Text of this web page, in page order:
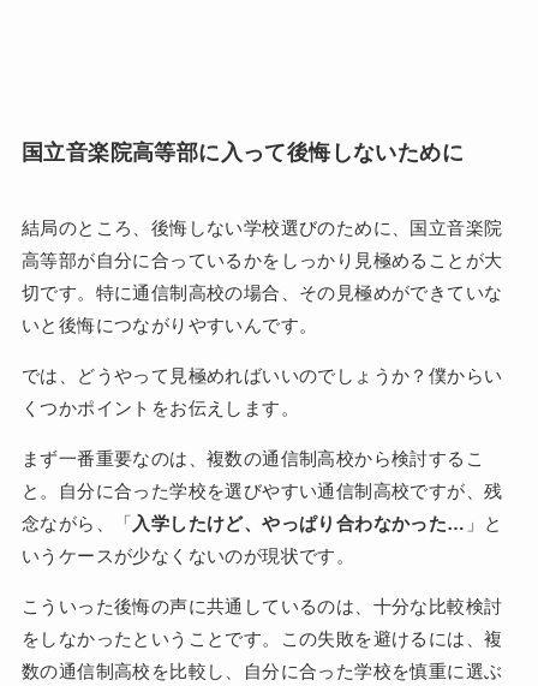
国立音楽院高等部に入って後悔しないために
結局のところ、後悔しない学校選びのために、国立音楽院
高等部が自分に合っているかをしっかり見極めることが大
切です。特に通信制高校の場合、その見極めができていな
いと後悔につながりやすいんです。
では、どうやって見極めればいいのでしょうか？僕からい
くつかポイントをお伝えします。
まず一番重要なのは、複数の通信制高校から検討するこ
と。自分に合った学校を選びやすい通信制高校ですが、残
念ながら、「入学したけど、やっぱり合わなかった… 」と
いうケースが少なくないのが現状です。
こういった後悔の声に共通しているのは、十分な比較検討
をしなかったということです。この失敗を避けるには、複
数の通信制高校を比較し、自分に合った学校を慎重に選ぶ